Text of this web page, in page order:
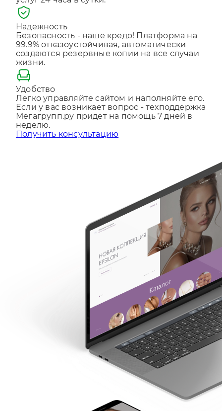
Надежность
Безопасность - наше кредо! Платформа на
99.9% отказоустойчивая, автоматически
создаются резервные копии на все случаи
жизни.
Удобство
Легко управляйте сайтом и наполняйте его.
Если у вас возникает вопрос - техподдержка
Мегагрупп.ру придет на помощь 7 дней в
неделю.
Получить консультацию
Отправляя форму, Вы принимаете
конфиденциальности